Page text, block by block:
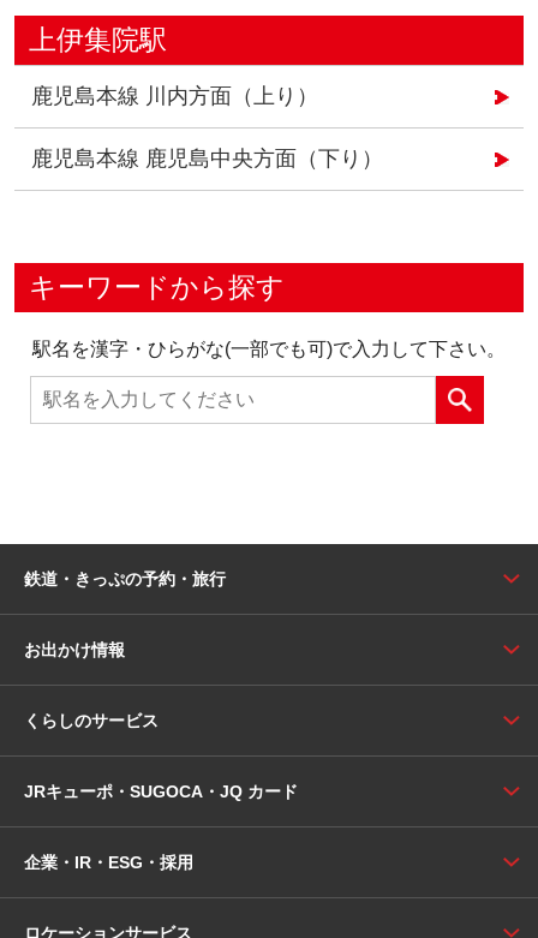
上伊集院駅
鹿児島本線 川内方面（上り）
鹿児島本線 鹿児島中央方面（下り）
キーワードから探す
駅名を漢字・ひらがな(一部でも可)で入力して下さい。
鉄道・きっぷの予約・旅行
お出かけ情報
くらしのサービス
JRキューポ・SUGOCA・JQ カード
企業・IR・ESG・採用
ロケーションサービス